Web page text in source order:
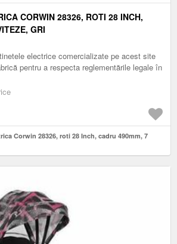
CORWIN 28326, ROTI 28 INCH,
GRI
electrice comercializate pe acest site
pentru a respecta reglementările legale în
Corwin 28326, roti 28 Inch, cadru 490mm, 7